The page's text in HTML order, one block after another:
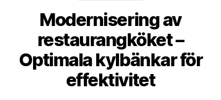
Modernisering av
restaurangköket –
Optimala kylbänkar för
effektivitet